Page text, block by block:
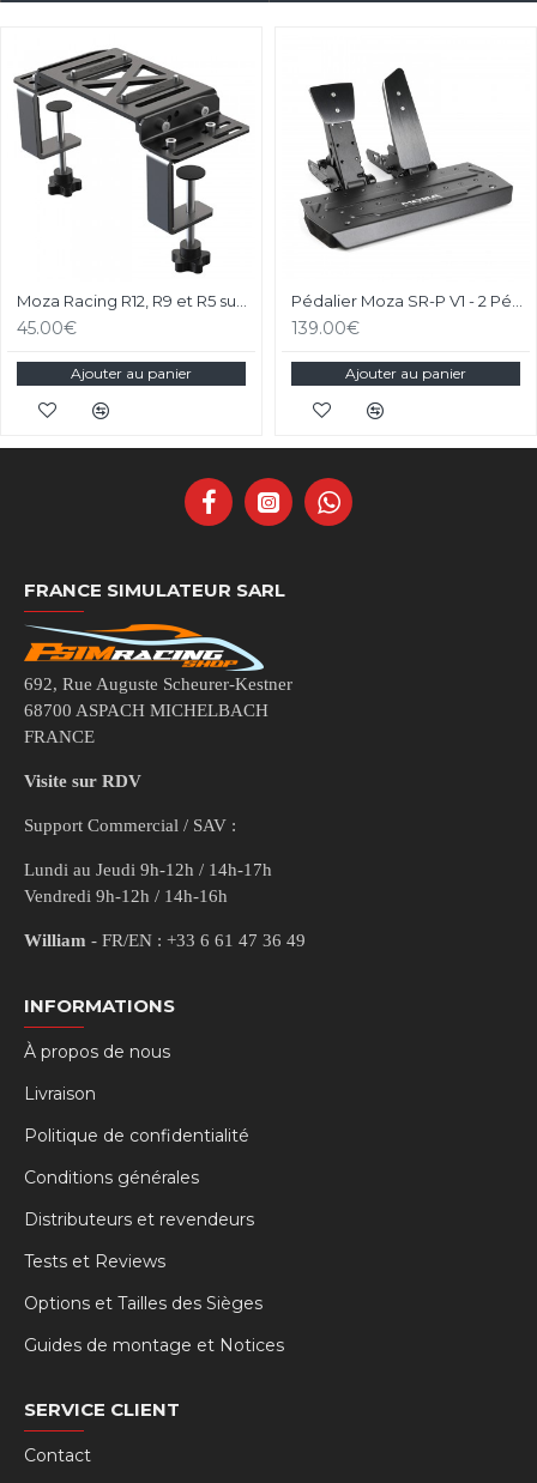
45.00€
Ajouter au panier
139.00€
Ajouter au panier
FRANCE SIMULATEUR SARL
692, Rue Auguste Scheurer-Kestner
68700 ASPACH MICHELBACH
FRANCE
Visite sur RDV
Support Commercial / SAV :
Lundi au Jeudi 9h-12h / 14h-17h
Vendredi 9h-12h / 14h-16h
William - FR/EN : +33 6 61 47 36 49
INFORMATIONS
À propos de nous
Livraison
Politique de confidentialité
Conditions générales
Distributeurs et revendeurs
Tests et Reviews
Options et Tailles des Sièges
Guides de montage et Notices
SERVICE CLIENT
Contact